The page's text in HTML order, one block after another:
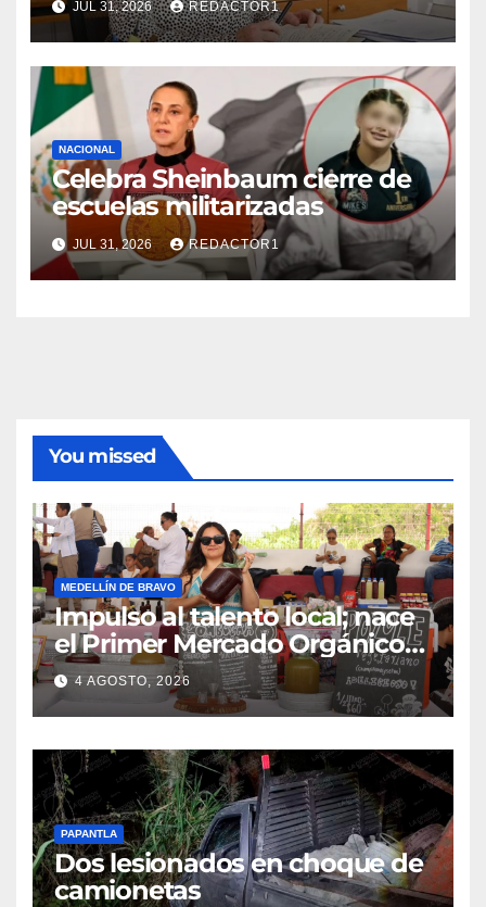
General de la UNAM
JUL 31, 2026 REDACTOR1
NACIONAL
Celebra Sheinbaum cierre de
escuelas militarizadas
JUL 31, 2026 REDACTOR1
You missed
MEDELLÍN DE BRAVO
Impulso al talento local; nace
el Primer Mercado Orgánico
en Medellín
4 AGOSTO, 2026
PAPANTLA
Dos lesionados en choque de
camionetas